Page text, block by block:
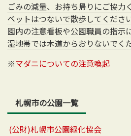
ごみの減量、お持ち帰りにご協力
ペットはつないで散歩してください
園内の注意看板や公園職員の指示
湿地帯では木道からおりないでく
※マダニについての注意喚起
札幌市の公園一覧
(公財)札幌市公園緑化協会